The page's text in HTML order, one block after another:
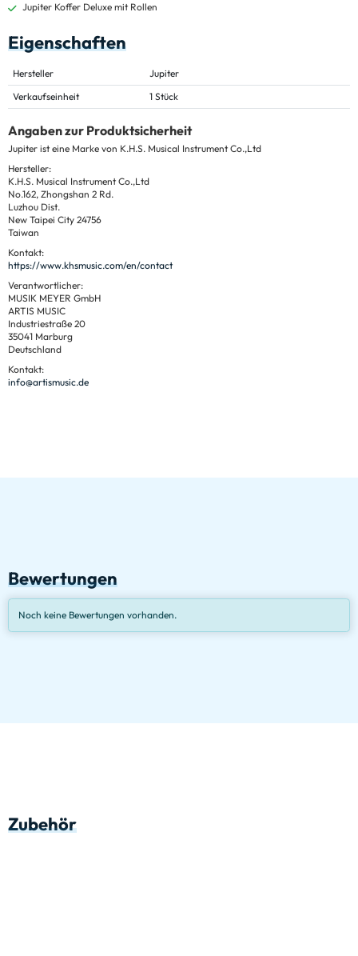
Jupiter Koffer Deluxe mit Rollen
Eigenschaften
Hersteller
Jupiter
Verkaufseinheit
1 Stück
Angaben zur Produktsicherheit
Jupiter ist eine Marke von K.H.S. Musical Instrument Co.,Ltd
Hersteller:
K.H.S. Musical Instrument Co.,Ltd
No.162, Zhongshan 2 Rd.
Luzhou Dist.
New Taipei City 24756
Taiwan
Kontakt:
https://www.khsmusic.com/en/contact
Verantwortlicher:
MUSIK MEYER GmbH
ARTIS MUSIC
Industriestraße 20
35041 Marburg
Deutschland
Kontakt:
info@artismusic.de
Bewertungen
Noch keine Bewertungen vorhanden.
Zubehör